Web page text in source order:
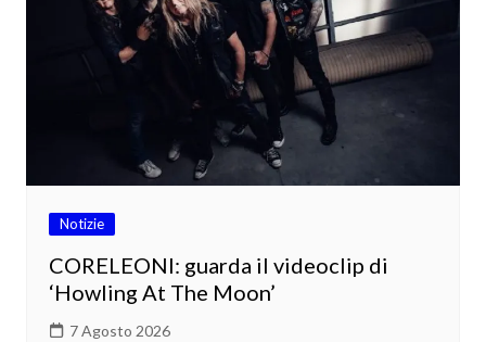
Notizie
CORELEONI: guarda il videoclip di
‘Howling At The Moon’
7 Agosto 2026